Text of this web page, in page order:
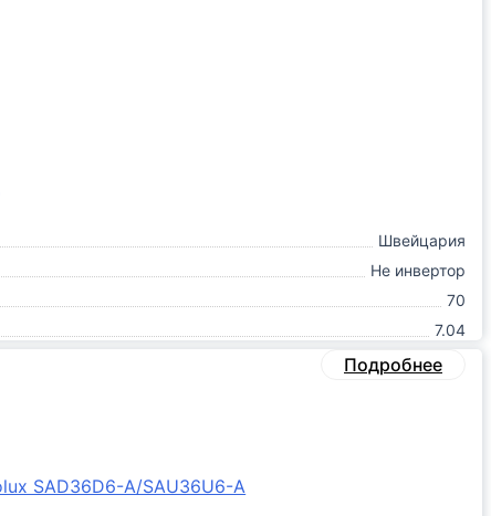
Швейцария
Не инвертор
70
7.04
Подробнее